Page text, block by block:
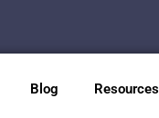
Blog Resources